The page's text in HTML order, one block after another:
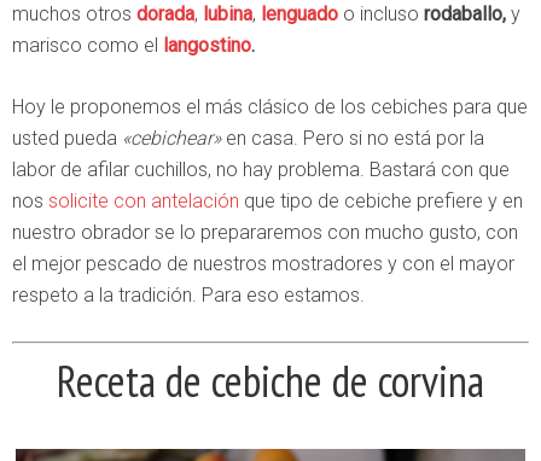
muchos otros dorada, lubina, lenguado o incluso rodaballo, y
marisco como el langostino.
Hoy le proponemos el más clásico de los cebiches para que
usted pueda «cebichear»en casa. Pero si no está por la
labor de afilar cuchillos, no hay problema. Bastará con que
nos solicite con antelación que tipo de cebiche prefiere y en
nuestro obrador se lo prepararemos con mucho gusto, con
el mejor pescado de nuestros mostradores y con el mayor
respeto a la tradición. Para eso estamos.
Receta de cebiche de corvina